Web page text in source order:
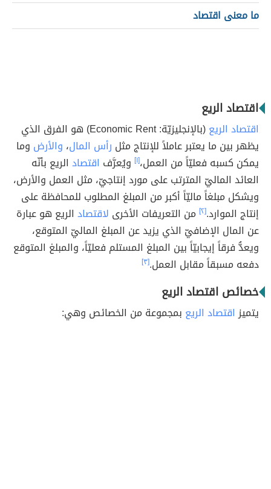
ما معنى اقتصاد
اقتصاد الريع
اقتصاد الريع
(بالإنجليزيّة: Economic Rent) هو الفرق الذي
يظهر بين ما يعتبر عاملاً للإنتاج مثل رأس المال، والأرض وما
يمكن كسبه فعليّاً من العمل،[١] ويُعرَّف اقتصاد الريع بأنّه
العائد الماليّ المترتب على مورد إنتاجيّ، مثل العمل والأرض،
ويشكل مبلغاً ماليّاً أكبر من المبلغ المطلوب للمحافظة على
إنتاج الموارد.[٢] من التعريفات الأخرى لاقتصاد الريع هو عبارة
عن المال الإضافيّ الذي يزيد عن المبلغ الماليّ المتوقع،
ويعدُّ فرقاً إيجابيّاً بين المبلغ المستلم فعليّاً، والمبلغ المتوقع
دفعه مسبقاً مقابل العمل.[٣]
خصائص اقتصاد الريع
يتميزاقتصاد الريع بمجموعة من الخصائص وهي: